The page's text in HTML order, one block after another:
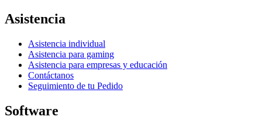
Asistencia
Asistencia individual
Asistencia para gaming
Asistencia para empresas y educación
Contáctanos
Seguimiento de tu Pedido
Software